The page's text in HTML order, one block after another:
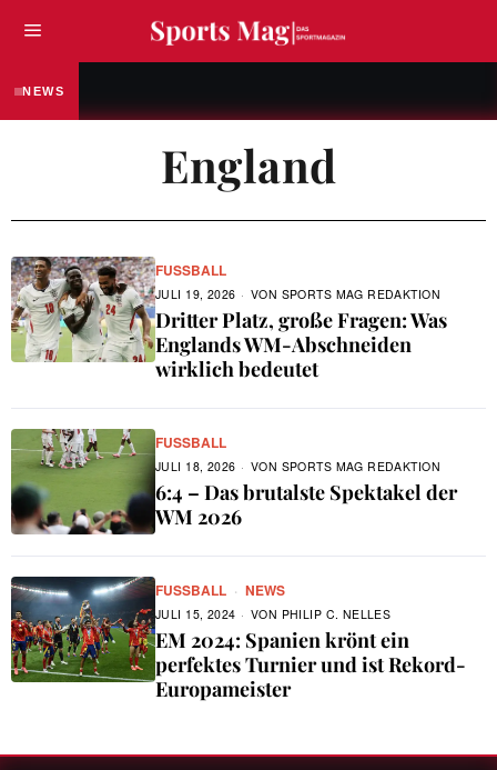
NEWS
England
FUSSBALL
Dritter Platz, große Fragen: Was
Englands WM-Abschneiden
wirklich bedeutet
JULI 19, 2026 VON SPORTS MAG REDAKTION
FUSSBALL
6:4 – Das brutalste Spektakel der
WM 2026
JULI 18, 2026 VON SPORTS MAG REDAKTION
FUSSBALL · NEWS
EM 2024: Spanien krönt ein
perfektes Turnier und ist Rekord-
Europameister
JULI 15, 2024 VON PHILIP C. NELLES